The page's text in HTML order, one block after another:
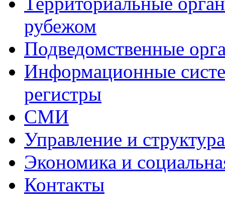
рубежом
Подведомственные
Информационные
регистры
СМИ
Управление и
Экономика и
Контакты